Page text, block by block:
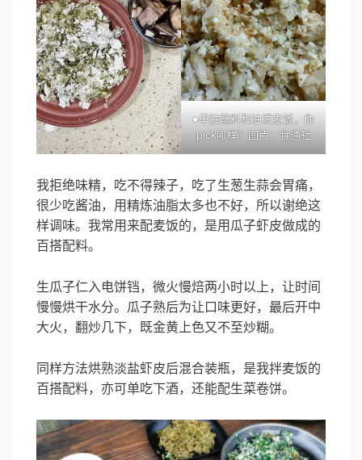
●单独蘸料和油泼麦饭，你
pick哪样？图片：食通社
我拒绝味精，吃不得辣子，吃了生葱生蒜会胃痛，
很少吃酱油，用精炼油脂太多也不好，所以谢绝这
样调味。我常用来配麦饭的，是用瓜子虾皮做成的
百搭配料。
生瓜子仁入电饼铛，微火慢焙两小时以上，让时间
慢慢烘干水分。瓜子熟后为让口味更好，最后开中
大火，翻炒几下，既金黄上色又不至炒糊。
同样方法烘熟淡盐虾皮后混合装瓶，是我拌麦饭的
百搭配料，亦可单吃下酒，还能配生菜卷饼。